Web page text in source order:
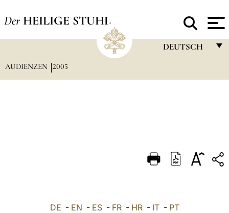
Der HEILIGE STUHL
DEUTSCH
DEUTSCH
العربيّة
AUDIENZEN 2005
DE - EN - ES- FR- HR- IT- PT